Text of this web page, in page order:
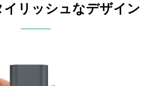
イリッシュなデザイン